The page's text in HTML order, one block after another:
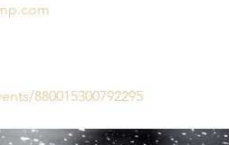
880015300792295